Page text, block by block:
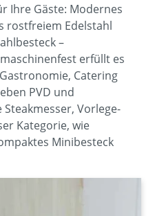
Ihre Gäste: Modernes
rostfreiem Edelstahl
–
erfüllt es
Catering
PVD und
Vorlege-
Kategorie, wie
Minibesteck